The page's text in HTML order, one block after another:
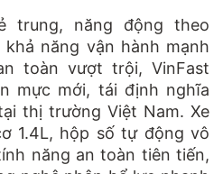
trung, năng động theo
năng vận hành mạnh
toàn vượt trội, VinFast
mực mới, tái định nghĩa
thị trường Việt Nam. Xe
1.4L, hộp số tự động vô
năng an toàn tiên tiến,